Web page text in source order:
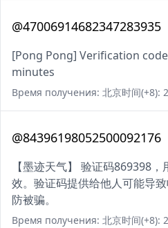
@47006914682347283935
[Pong Pong] Verification
minutes
Время получения: 北京时间(+8):
@84396198052500092176
【墨迹天气】 验证码869398
效。验证码提供给他人可能导
防被骗。
Время получения: 北京时间(+8):